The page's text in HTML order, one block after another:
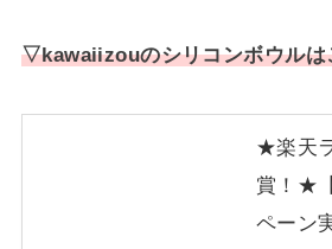
▽kawaiizouのシリコンボウルは
★楽天
賞！★
ペーン